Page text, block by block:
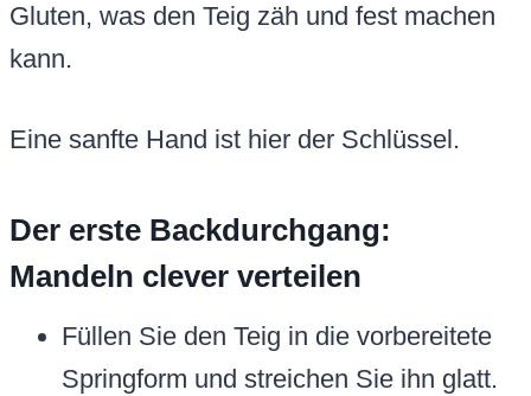
Gluten, was den Teig zäh und fest machen
kann.
Eine sanfte Hand ist hier der Schlüssel.
Der erste Backdurchgang:
Mandeln clever verteilen
Füllen Sie den Teig in die vorbereitete
Springform und streichen Sie ihn glatt.